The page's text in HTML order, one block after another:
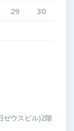
29
30
ゼウスビル)2階